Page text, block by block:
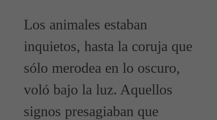
Los animales estaban
inquietos, hasta la coruja que
sólo merodea en lo oscuro,
voló bajo la luz. Aquellos
signos presagiaban que